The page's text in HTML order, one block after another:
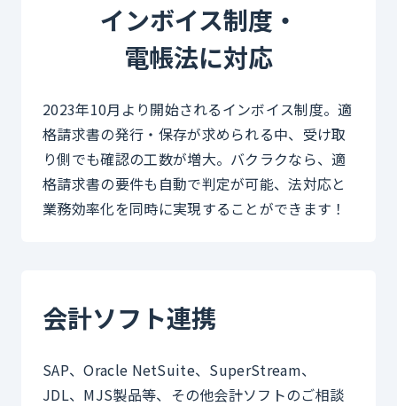
インボイス制度・
電帳法に対応
2023年10月より開始されるインボイス制度。適
格請求書の発行・保存が求められる中、受け取
り側でも確認の工数が増大。バクラクなら、適
格請求書の要件も自動で判定が可能、法対応と
業務効率化を同時に実現することができます！
会計ソフト連携
SAP、Oracle NetSuite、SuperStream、
JDL、MJS製品等、その他会計ソフトのご相談